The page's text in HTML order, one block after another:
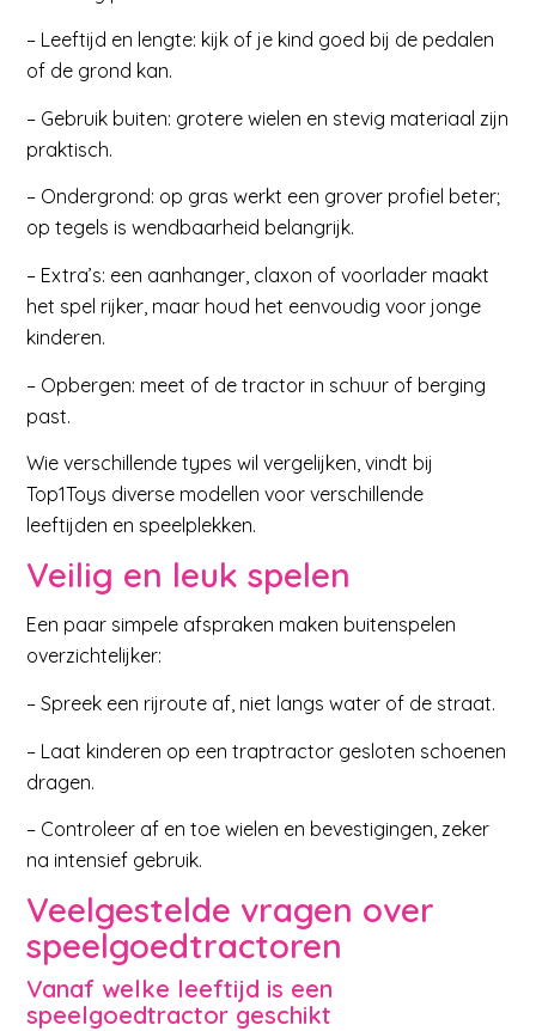
– Leeftijd en lengte: kijk of je kind goed bij de pedalen
of de grond kan.
– Gebruik buiten: grotere wielen en stevig materiaal zijn
praktisch.
– Ondergrond: op gras werkt een grover profiel beter;
op tegels is wendbaarheid belangrijk.
– Extra’s: een aanhanger, claxon of voorlader maakt
het spel rijker, maar houd het eenvoudig voor jonge
kinderen.
– Opbergen: meet of de tractor in schuur of berging
past.
Wie verschillende types wil vergelijken, vindt bij
Top1Toys diverse modellen voor verschillende
leeftijden en speelplekken.
Veilig en leuk spelen
Een paar simpele afspraken maken buitenspelen
overzichtelijker:
– Spreek een rijroute af, niet langs water of de straat.
– Laat kinderen op een traptractor gesloten schoenen
dragen.
– Controleer af en toe wielen en bevestigingen, zeker
na intensief gebruik.
Veelgestelde vragen over
speelgoedtractoren
Vanaf welke leeftijd is een
speelgoedtractor geschikt